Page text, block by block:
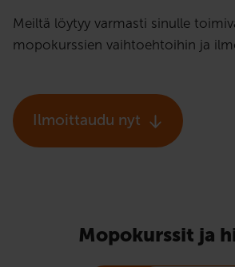
Meiltä löytyy varmasti sinulle
mopokurssien vaihtoehtoihin ja
Ilmoittaudu nyt
Mopokurssit ja